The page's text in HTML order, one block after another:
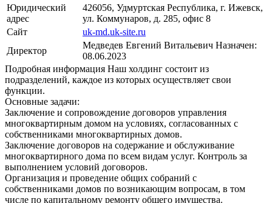
Юридический
адрес
426056, Удмуртская Республика, г. Ижевск,
ул. Коммунаров, д. 285, офис 8
Сайт
uk-md.uk-site.ru
Директор
Медведев Евгений Витальевич Назначен:
08.06.2023
Подробная информация Наш холдинг состоит из
подразделений, каждое из которых осуществляет свои
функции.
Основные задачи:
Заключение и сопровождение договоров управления
многоквартирным домом на условиях, согласованных с
собственниками многоквартирных домов.
Заключение договоров на содержание и обслуживание
многоквартирного дома по всем видам услуг. Контроль за
выполнением условий договоров.
Организация и проведение общих собраний с
собственниками домов по возникающим вопросам, в том
числе по капитальному ремонту общего имущества.